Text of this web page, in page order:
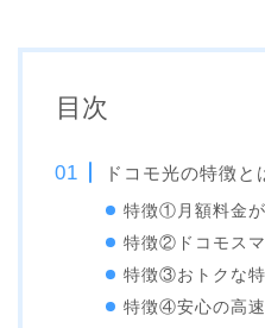
目次
ドコモ光の特徴と
特徴①月額料金
特徴②ドコモス
特徴③おトクな
特徴④安心の高